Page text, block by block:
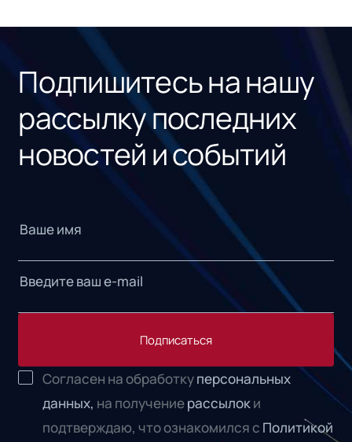
Подпишитесь на нашу
рассылку последних
новостей и событий
Подписаться
Согласен на обработкуперсональных
данных, на получениерассылоки
подтверждаю, что ознакомился с Политикой